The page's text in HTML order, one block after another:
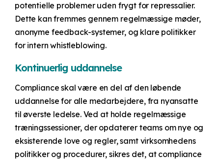
potentielle problemer uden frygt for repressalier.
Dette kan fremmes gennem regelmæssige møder,
anonyme feedback-systemer, og klare politikker
for intern whistleblowing.
Kontinuerlig uddannelse
Compliance skal være en del af den løbende
uddannelse for alle medarbejdere, fra nyansatte
til øverste ledelse. Ved at holde regelmæssige
træningssessioner, der opdaterer teams om nye og
eksisterende love og regler, samt virksomhedens
politikker og procedurer, sikres det, at compliance